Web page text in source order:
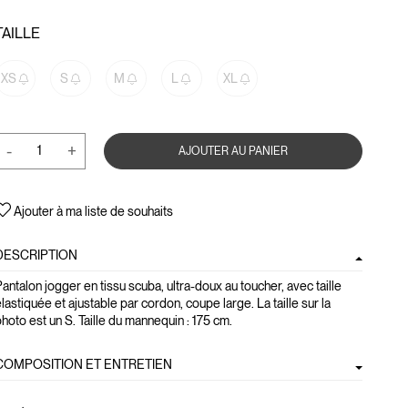
XS S M L XL
- + AJOUTER AU PANIER
Ajouter à ma liste de souhaits
jogger en tissu scuba, ultra-doux au toucher, avec taille
et ajustable par cordon, coupe large. La taille sur la
est un S. Taille du mannequin : 175 cm.
ET ENTRETIEN